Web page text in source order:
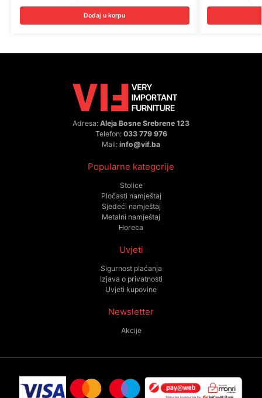
Dodaj u korpu
Adresa: Aleja Bosne Srebrene 123
Telefon: 033 779 976
Mail: info@vif.ba
Popularne kategorije
Stolice
Pločasti namještaj
Sjedeći namještaj
Metalni namještaj
Horeca
Uvjeti
Sigurnost plaćanja
Izjava o privatnosti
Uvjeti kupovine
Newsletter
Akcije